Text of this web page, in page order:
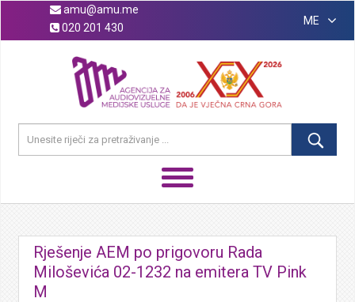
amu@amu.me
020 201 430
ME
Rješenje AEM po prigovoru Rada
Miloševića 02-1232 na emitera TV Pink
M